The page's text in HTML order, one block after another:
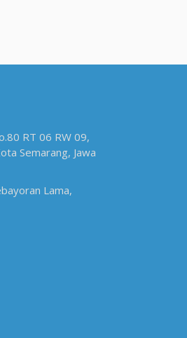
RT 06 RW 09,
Semarang, Jawa
Lama,